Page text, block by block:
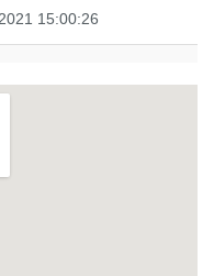
15:00:26